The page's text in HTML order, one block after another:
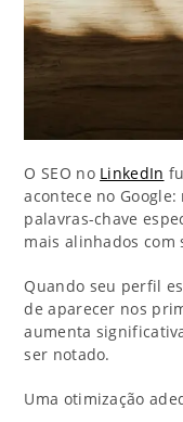
O SEO no LinkedIn
acontece no
palavras-chave
mais alinhados com
Quando seu perfil
de aparecer nos
aumenta
ser notado.
Uma otimização